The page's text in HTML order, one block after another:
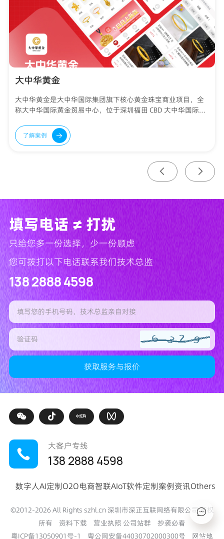
大中华黄金
大中华黄金是大中华国际集团旗下核心黄金珠宝商业项目，全
称大中华国际黄金贸易中心，位于深圳福田 CBD 大中华国际交
了解案例
填写电话 ≠ 打扰
只给您多一份选择，少一份顾虑
您可拨打以下电话联系我们技术总监
138 2888 4598
大客户专线
138 2888 4598
数字人AI定制O2O电商智联AIoT软件定制案例资讯Others
©2012-2026 All Rights szhl.cn 深圳市深正互联网络有限公司 版权
所有
资料下载 营业执照 公司站群
抄袭必看
粤ICP备13050901号-1
粤公网安备44030702000300号 网站地